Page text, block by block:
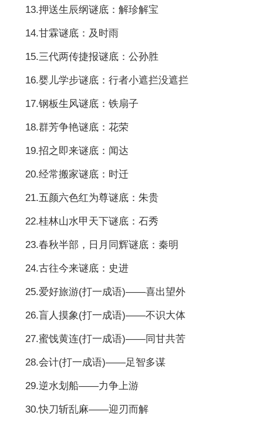
13.押送生辰纲谜底：解珍解宝
14.甘霖谜底：及时雨
15.三代两传捷报谜底：公孙胜
16.婴儿学步谜底：行者小遮拦没遮拦
17.钢板生风谜底：铁扇子
18.群芳争艳谜底：花荣
19.招之即来谜底：闻达
20.经常搬家谜底：时迁
21.五颜六色红为尊谜底：朱贵
22.桂林山水甲天下谜底：石秀
23.春秋半部，日月同辉谜底：秦明
24.古往今来谜底：史进
25.爱好旅游(打一成语)——喜出望外
26.盲人摸象(打一成语)——不识大体
27.蜜饯黄连(打一成语)——同甘共苦
28.会计(打一成语)——足智多谋
29.逆水划船——力争上游
30.快刀斩乱麻——迎刃而解